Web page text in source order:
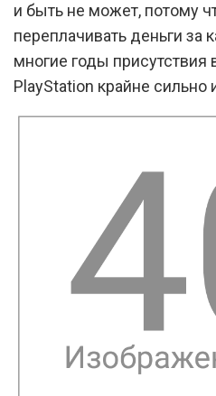
и быть не может, потому
переплачивать деньги за
многие годы
PlayStation крайне сильно